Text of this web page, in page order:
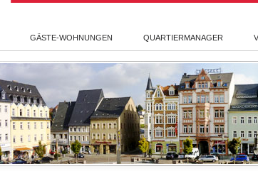
GÄSTE-WOHNUNGEN QUARTIERMANAGER